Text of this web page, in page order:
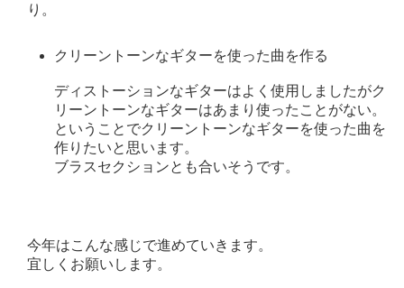
り。
クリーントーンなギターを使った曲を作る
ディストーションなギターはよく使用しましたがク
リーントーンなギターはあまり使ったことがない。
ということでクリーントーンなギターを使った曲を
作りたいと思います。
ブラスセクションとも合いそうです。
今年はこんな感じで進めていきます。
宜しくお願いします。